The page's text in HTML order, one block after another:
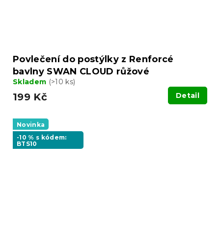
Povlečení do postýlky z Renforcé
bavlny SWAN CLOUD růžové
Skladem (>10 ks)
199 Kč Detail
Novinka
-10 % s kódem:
BTS10